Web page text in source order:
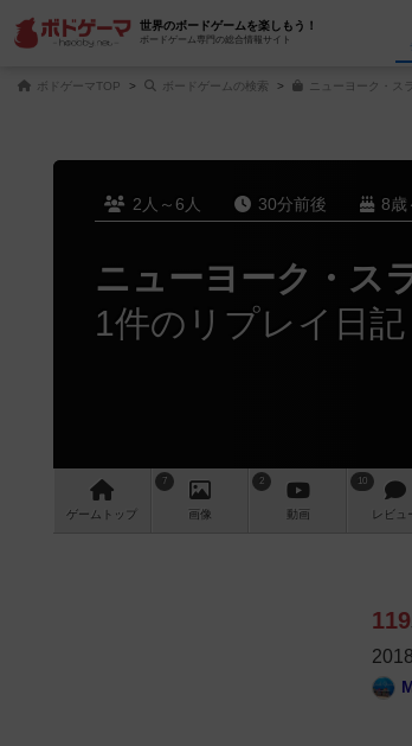
世界のボードゲームを楽しもう！
ボードゲーム専門の総合情報サイト
ボドゲーマTOP ボードゲームの検索 ニューヨーク・ス
2人～6人 30分前後 8歳
ニューヨーク・ス
1件のリプレイ日記
ゲーム トップ
7
画像
2
動画
10
レビュ
119